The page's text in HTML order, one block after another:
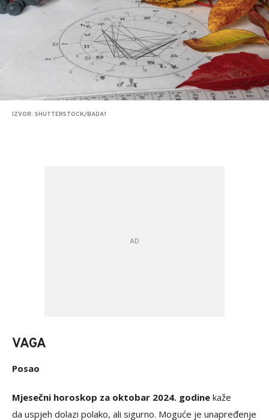
IZVOR: SHUTTERSTOCK/BADA1
VAGA
Posao
Mjesečni horoskop za oktobar 2024. godine kaže
da uspjeh dolazi polako, ali sigurno. Moguće je unapređenje